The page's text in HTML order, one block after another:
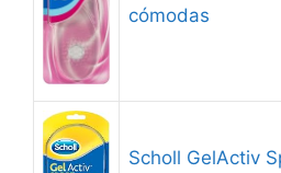
cómodas
Scholl GelActiv